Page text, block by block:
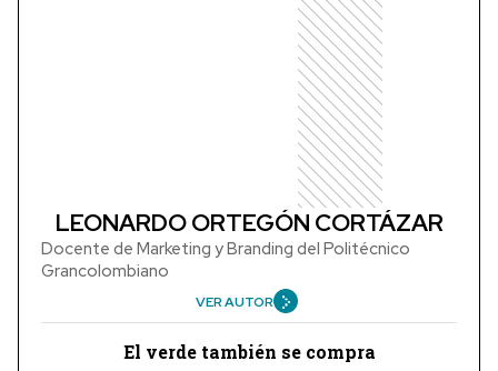
LEONARDO ORTEGÓN CORTÁZAR
Docente de Marketing y Branding del Politécnico
Grancolombiano
VER AUTOR
El verde también se compra